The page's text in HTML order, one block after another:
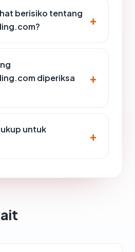
berisiko tentang
diperiksa
untuk